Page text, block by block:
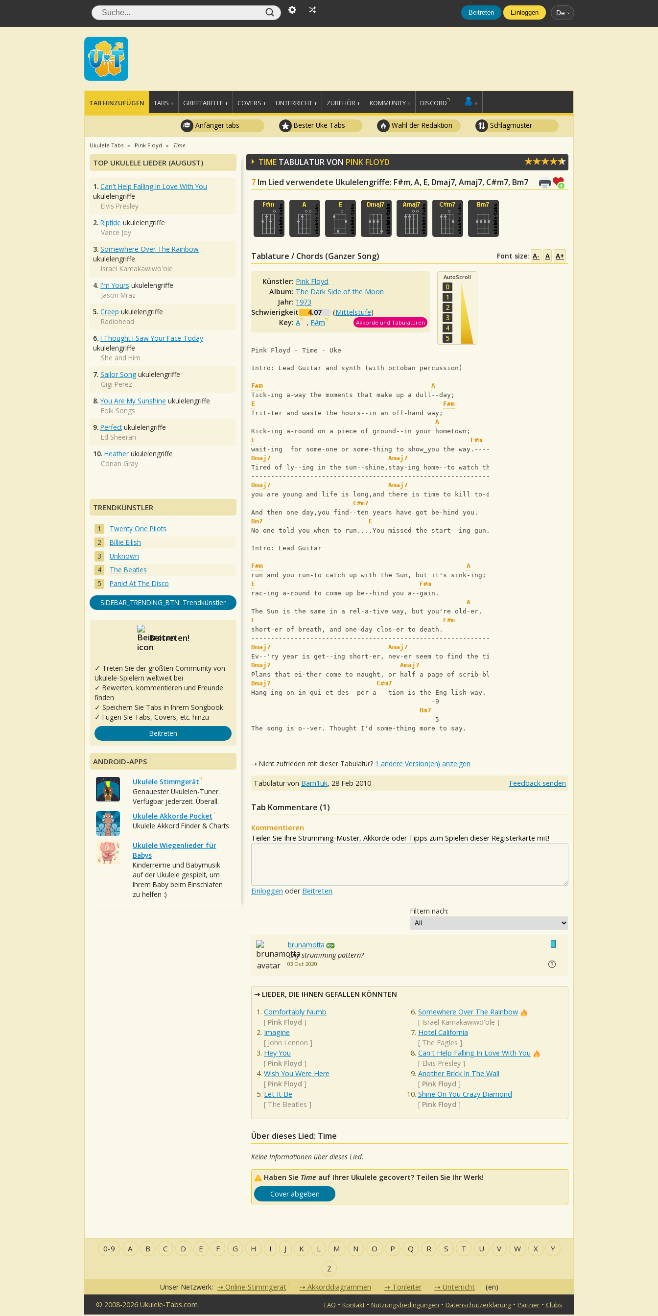
Beitreten Einloggen De
TAB HINZUFÜGEN TABS + GRIFFTABELLE + COVERS + UNTERRICHT + ZUBEHÖR + KOMMUNITY + DISCORD +
Anfänger tabs Bester Uke Tabs Wahl der Redaktion Schlagmuster
Ukulele Tabs Pink Floyd Time
TIME TABULATUR VON PINK FLOYD
7 Im Lied verwendete Ukulelengriffe: F#m, A, E, Dmaj7, Amaj7, C#m7, Bm7
Tablature / Chords (Ganzer Song) Font size: A- A A+
Künstler: Pink Floyd
Album: The Dark Side of the Moon
Jahr: 1973
Schwierigkeit: 4.07 (Mittelstufe)
Key:A , F#m Akkorde und Tabulaturen
AutoScroll
0
1
2
3
4
5
Pink Floyd - Time - Uke
Intro: Lead Guitar and synth (with octoban percussion)
F#m
A
Tick-ing a-way the moments that make up a dull--day;
E
F#m
frit-ter and waste the hours--in an off-hand way;
A
Kick-ing a-round on a piece of ground--in your hometown;
E
F#m
wait-ing  for some-one or some-thing to show_you the way.----
Dmaj7
Amaj7
Tired of ly--ing in the sun--shine,stay-ing home--to watch the rain,
----------------------------------------------------------------------
Dmaj7
Amaj7
you are young and life is long,and there is time to kill to-day.
C#m7
And then one day,you find--ten years have got be-hind you.
Bm7
E
No one told you when to run....You missed the start--ing gun.
Intro: Lead Guitar
F#m
A
run and you run-to catch up with the Sun, but it's sink-ing;
E
F#m
rac-ing a-round to come up be--hind you a--gain.
A
The Sun is the same in a rel-a-tive way, but you're old-er,
E
F#m
short-er of breath, and one-day clos-er to death.
-----------------------------------------------------------------------
Dmaj7
Amaj7
Ev--'ry year is get--ing short-er, nev-er seem to find the time.
Dmaj7
Amaj7
Plans that ei-ther come to naught, or half a page of scrib-bled lines.
Dmaj7
C#m7
Hang-ing on in qui-et des--per-a---tion is the Eng-lish way. The time is gone.
                                              -9
Bm7
                                              -5
The song is o--ver. Thought I'd some-thing more to say.
⇢ Nicht zufrieden mit dieser Tabulatur? 1 andere Version(en) anzeigen
Tabulatur von Barn1uk, 28 Feb 2010 Feedback senden
Tab Kommentare (1)
Kommentieren
Teilen Sie Ihre Strumming-Muster, Akkorde oder Tipps zum Spielen dieser Registerkarte mit!
Einloggen oder Beitreten
Filtern nach:
brunamotta
any strumming pattern?
03 Oct 2020
LIEDER, DIE IHNEN GEFALLEN KÖNNTEN
Comfortably Numb
[ Pink Floyd ]
Imagine
[ John Lennon ]
Hey You
[ Pink Floyd ]
Wish You Were Here
[ Pink Floyd ]
Let It Be
[ The Beatles ]
Somewhere Over The Rainbow
[ Israel Kamakawiwo'ole ]
Hotel California
[ The Eagles ]
Can't Help Falling In Love With You
[ Elvis Presley]
Another Brick In The Wall
[ Pink Floyd ]
Shine On You Crazy Diamond
[ Pink Floyd ]
Über dieses Lied: Time
Keine Informationen über dieses Lied.
Haben Sie Time auf Ihrer Ukulele gecovert? Teilen Sie Ihr Werk!
Cover abgeben
TOP UKULELE LIEDER (AUGUST)
1. Can't Help Falling In Love With You
ukulelengriffe
Elvis Presley
2. Riptide ukulelengriffe
Vance Joy
3. Somewhere Over The Rainbow
ukulelengriffe
Israel Kamakawiwo'ole
4. I'm Yours ukulelengriffe
Jason Mraz
5. Creep ukulelengriffe
Radiohead
6. I Thought I Saw Your Face Today
ukulelengriffe
She and Him
7. Sailor Song ukulelengriffe
Gigi Perez
8. You Are My Sunshine ukulelengriffe
Folk Songs
9. Perfectukulelengriffe
Ed Sheeran
10. Heather ukulelengriffe
Conan Gray
TRENDKÜNSTLER
Twenty One Pilots
Billie Eilish
Unknown
The Beatles
Panic! At The Disco
SIDEBAR_TRENDING_BTN: Trendkünstler
Beitreten!
✓ Treten Sie der größten Community von
Ukulele-Spielern weltweit bei
✓ Bewerten, kommentieren und Freunde
finden
✓ Speichern Sie Tabs in Ihrem Songbook
✓ Fügen Sie Tabs, Covers, etc. hinzu
Beitreten
ANDROID-APPS
Ukulele Stimmgerät
Genauester Ukulelen-Tuner.
Verfügbar jederzeit. Überall.
Ukulele Akkorde Pocket
Ukulele Akkord Finder & Charts
Ukulele Wiegenlieder für
Babys
Kinderreime und Babymusik
auf der Ukulele gespielt, um
Ihrem Baby beim Einschlafen
zu helfen :)
0-9 A B C D E F G H I J K L M N O P Q R S T U V W X Y
Z
Unser Netzwerk: Online-Stimmgerät Akkorddiagrammen Tonleiter Unterricht
(en)
© 2008-2026 Ukulele-Tabs.com
FAQ • Kontakt• Nutzungsbedingungen • Datenschutzerklärung• Partner• Clubs